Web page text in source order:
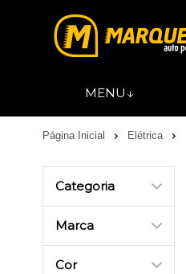
MENU
Página Inicial Elétrica
Categoria
Marca
Cor